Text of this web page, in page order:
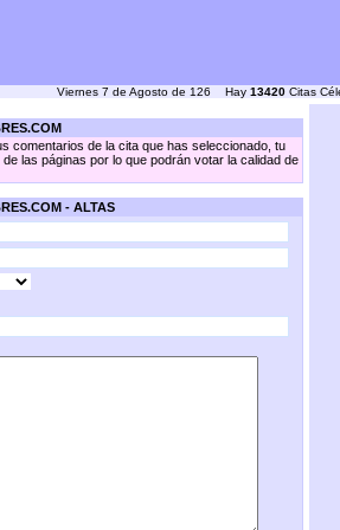
Viernes 7 de Agosto de 126 Hay 13420 Citas
comentarios de la cita que has seleccionado, tu
las páginas por lo que podrán votar la calidad de
- ALTAS